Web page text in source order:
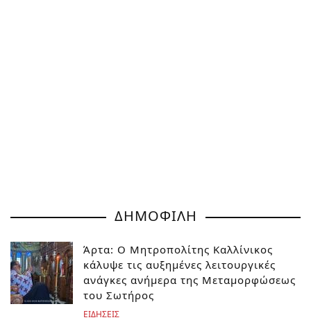
ΔΗΜΟΦΙΛΗ
Άρτα: Ο Μητροπολίτης Καλλίνικος
κάλυψε τις αυξημένες λειτουργικές
ανάγκες ανήμερα της Μεταμορφώσεως
του Σωτήρος
ΕΙΔΗΣΕΙΣ